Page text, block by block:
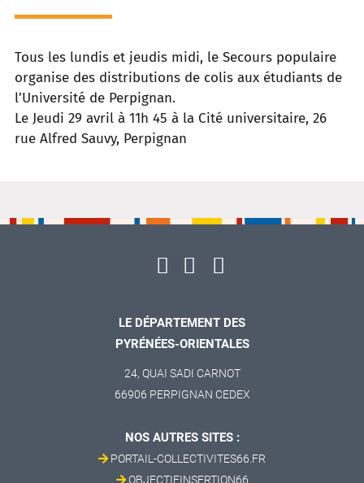
Tous les lundis et jeudis midi, le Secours populaire
organise des distributions de colis aux étudiants de
l’Université de Perpignan.
Le Jeudi 29 avril à 11h 45 à la Cité universitaire, 26
rue Alfred Sauvy, Perpignan
LE DÉPARTEMENT DES
PYRÉNÉES-ORIENTALES
24, QUAI SADI CARNOT
66906 PERPIGNAN CEDEX
NOS AUTRES SITES :
PORTAIL-COLLECTIVITES66.FR
OBJECTIFINSERTION66